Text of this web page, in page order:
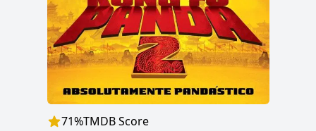
71%TMDB Score